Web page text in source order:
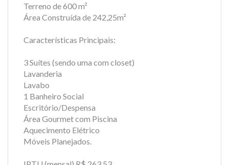
Terreno de 600 m²
Área Construída de 242,25m²
Características Principais:
3 Suítes (sendo uma com closet)
Lavanderia
Lavabo
1 Banheiro Social
Escritório/Despensa
Área Gourmet com Piscina
Aquecimento Elétrico
Móveis Planejados.